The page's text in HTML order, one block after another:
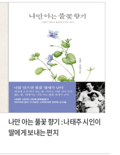
나만 아는 풀꽃 향기 : 나태주 시인이
딸에게 보내는 편지